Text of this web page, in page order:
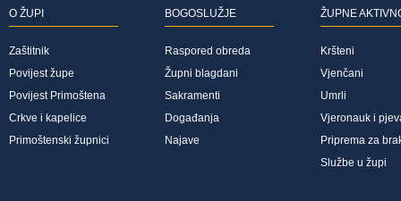
O ŽUPI
Zaštitnik
Povijest župe
Povijest Primoštena
Crkve i kapelice
Primoštenski župnici
BOGOSLUŽJE
Raspored obreda
Župni blagdani
Sakramenti
Događanja
Najave
ŽUPNE
Kršteni
Vjenčani
Umrli
Vjeronauk i
Priprema za
Službe u župi